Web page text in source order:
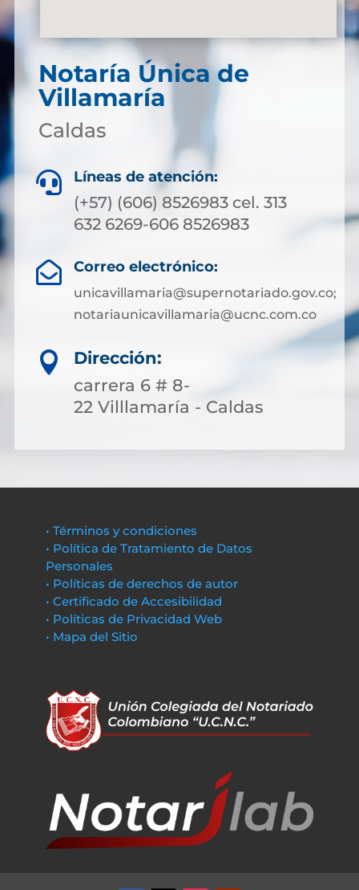
Notaría Única de
Villamaría
Caldas
 Líneas de atención:
(+57) (606) 8526983 cel. 313
632 6269-606 8526983
 Correo electrónico:
unicavillamaria@supernotariado.gov.co;
notariaunicavillamaria@ucnc.com.co

Dirección:
carrera 6 # 8-
22 Villlamaría - Caldas
• Términos y condiciones
• Política de Tratamiento de Datos
Personales
• Políticas de derechos de autor
• Certificado de Accesibilidad
• Políticas de Privacidad Web
• Mapa del Sitio